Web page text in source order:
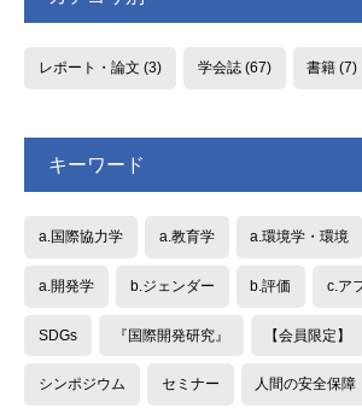
レポート・論文 (3) 学会誌(67) 書籍 (7)
キーワード
a.国際協力学 a.教育学 a.環境学・環境
a.開発学 b.ジェンダー b.評価 c.ア
SDGs 『国際開発研究』 【会員限定】
シンポジウム セミナー 人間の安全保障